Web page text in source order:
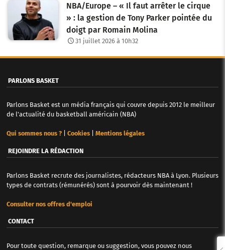
NBA/Europe – « Il faut arrêter le cirque
» : la gestion de Tony Parker pointée du
doigt par Romain Molina
31 juillet 2026 à 10h32
PARLONS BASKET
Parlons Basket est un média français qui couvre depuis 2012 le meilleur
de l'actualité du basketball américain (NBA)
Qui sommes nous ?| Cookies| Mentions légales
REJOINDRE LA RÉDACTION
Parlons Basket recrute des journalistes, rédacteurs NBA à Lyon. Plusieurs
types de contrats (rémunérés) sont à pourvoir dès maintenant !
Consulter nos offres d'emploi
CONTACT
Pour toute question, remarque ou suggestion, vous pouvez nous